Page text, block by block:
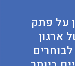
על פתק
ארגון